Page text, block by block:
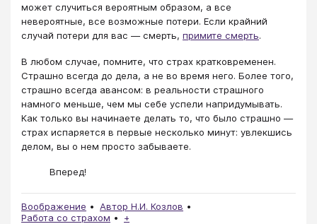
может случиться вероятным образом, а все
невероятные, все возможные потери. Если крайний
случай потери для вас — смерть, примите смерть.
В любом случае, помните, что страх кратковременен.
Страшно всегда до дела, а не во время него. Более того,
страшно всегда авансом: в реальности страшного
намного меньше, чем мы себе успели напридумывать.
Как только вы начинаете делать то, что было страшно —
страх испаряется в первые несколько минут: увлекшись
делом, вы о нем просто забываете.
Вперед!
Воображение
Автор Н.И. Козлов
Работа со страхом
+